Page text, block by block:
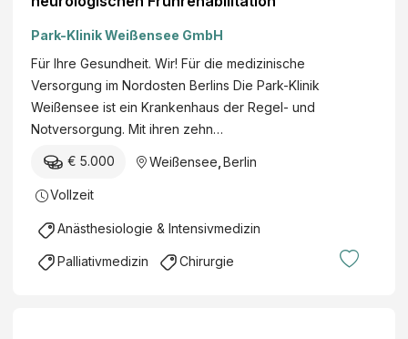
Park-Klinik Weißensee GmbH
Für Ihre Gesundheit. Wir! Für die medizinische
Versorgung im Nordosten Berlins Die Park-Klinik
Weißensee ist ein Krankenhaus der Regel- und
Notversorgung. Mit ihren zehn…
€ 5.000 Weißensee Berlin
Vollzeit
Anästhesiologie & Intensivmedizin
Palliativmedizin Chirurgie